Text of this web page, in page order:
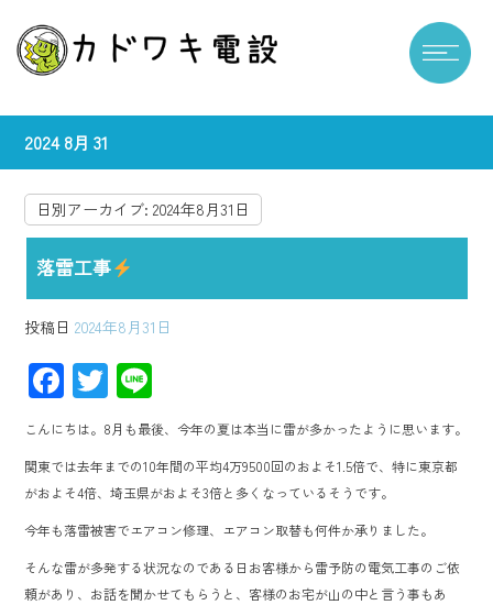
2024 8月 31
日別アーカイブ:2024年8月31日
落雷工事
投稿日 2024年8月31日
F
ac
e
b
o
ok
T
wi
tt
er
ne
こんにちは。8月も最後、今年の夏は本当に雷が多かったように思います。
関東では去年までの10年間の平均4万9500回のおよそ1.5倍で、特に東京都
がおよそ4倍、埼玉県がおよそ3倍と多くなっているそうです。
今年も落雷被害でエアコン修理、エアコン取替も何件か承りました。
そんな雷が多発する状況なのである日お客様から雷予防の電気工事のご依
頼があり、お話を聞かせてもらうと、客様のお宅が山の中と言う事もあ